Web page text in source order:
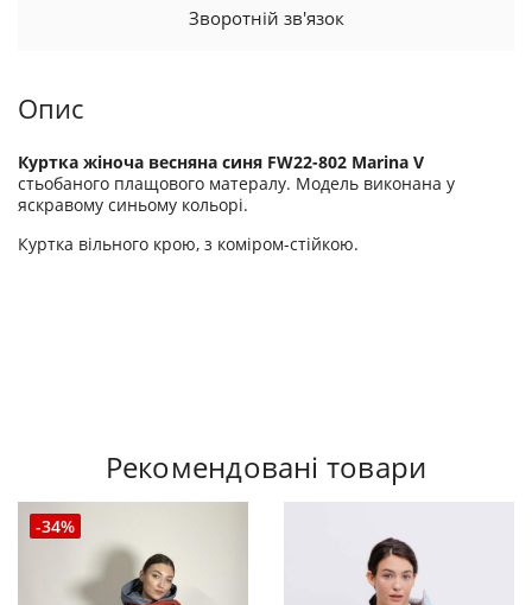
Зворотній зв'язок
Опис
Куртка жіноча весняна синя FW22-802 Marina V
стьобаного плащового матералу. Модель виконана у
яскравому синьому кольорі.
Куртка вільного крою, з коміром-стійкою.
Рекомендовані товари
-34%